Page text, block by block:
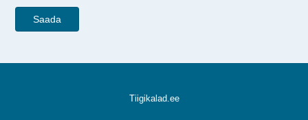
Tiigikalad.ee